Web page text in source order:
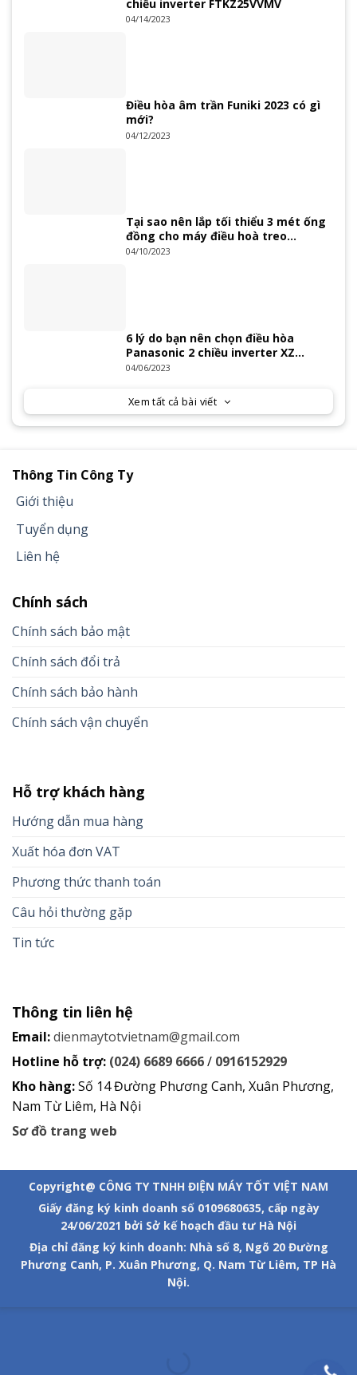
chiều inverter FTKZ25VVMV
04/14/2023
Điều hòa âm trần Funiki 2023 có gì
mới?
04/12/2023
Tại sao nên lắp tối thiểu 3 mét ống
đồng cho máy điều hoà treo
tường?
04/10/2023
6 lý do bạn nên chọn điều hòa
Panasonic 2 chiều inverter XZ
Series 2023
04/06/2023
Xem tất cả bài viết
Thông Tin Công Ty
Giới thiệu
Tuyển dụng
Liên hệ
Chính sách
Chính sách bảo mật
Chính sách đổi trả
Chính sách bảo hành
Chính sách vận chuyển
Hỗ trợ khách hàng
Hướng dẫn mua hàng
Xuất hóa đơn VAT
Phương thức thanh toán
Câu hỏi thường gặp
Tin tức
Thông tin liên hệ
Email:dienmaytotvietnam@gmail.com
Hotline hỗ trợ: (024) 6689 6666/ 0916152929
Kho hàng:Số 14 Đường Phương Canh, Xuân Phương,
Nam Từ Liêm, Hà Nội
Sơ đồ trang web
Copyright@ CÔNG TY TNHH ĐIỆN MÁY TỐT VIỆT NAM
Giấy đăng ký kinh doanh số 0109680635, cấp ngày
24/06/2021 bởi Sở kế hoạch đầu tư Hà Nội
Địa chỉ đăng ký kinh doanh: Nhà số 8, Ngõ 20 Đường
Phương Canh, P. Xuân Phương, Q. Nam Từ Liêm, TP Hà
Nội.